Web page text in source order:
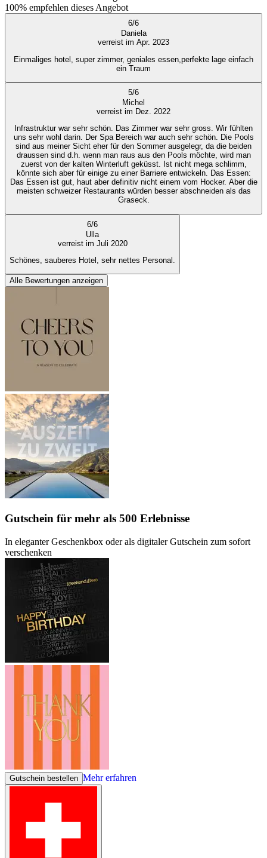
100% empfehlen dieses Angebot
6/6
Daniela
verreist im Apr. 2023
Einmaliges hotel, super zimmer, geniales essen,perfekte lage einfach
ein Traum
5/6
Michel
verreist im Dez. 2022
Infrastruktur war sehr schön. Das Zimmer war sehr gross. Wir fühlten
uns sehr wohl darin. Der Spa Bereich war auch sehr schön. Die Pools
sind aus meiner Sicht eher für den Sommer ausgelegr, da die beiden
draussen sind d.h. wenn man raus aus den Pools möchte, wird man
zuerst von der kalten Winterluft geküsst. Ist nicht mega schlimm,
könnte sich aber für einige zu einer Barriere entwickeln. Das Essen:
Das Essen ist gut, haut aber definitiv nicht einem vom Hocker. Aber die
meisten schweizer Restaurants würden besser abschneiden als das
Graseck.
6/6
Ulla
verreist im Juli 2020
Schönes, sauberes Hotel, sehr nettes Personal.
Alle Bewertungen anzeigen
Gutschein für mehr als 500 Erlebnisse
In eleganter Geschenkbox oder als digitaler Gutschein zum sofort
verschenken
Gutschein bestellen Mehr erfahren